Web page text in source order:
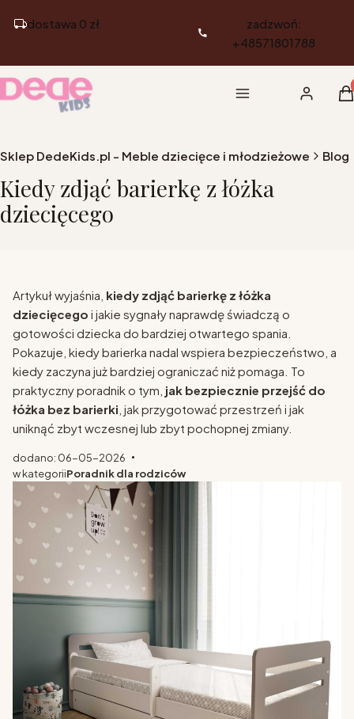
dostawa 0 zł
zadzwoń:
+48571801788
Menu Zaloguj się
Sklep DedeKids.pl - Meble dziecięce i młodzieżowe Blog
Kiedy zdjąć barierkę z łóżka
dziecięcego
Artykuł wyjaśnia, kiedy zdjąć barierkę z łóżka
dziecięcego i jakie sygnały naprawdę świadczą o
gotowości dziecka do bardziej otwartego spania.
Pokazuje, kiedy barierka nadal wspiera bezpieczeństwo, a
kiedy zaczyna już bardziej ograniczać niż pomaga. To
praktyczny poradnik o tym, jak bezpiecznie przejść do
łóżka bez barierki , jak przygotować przestrzeń i jak
uniknąć zbyt wczesnej lub zbyt pochopnej zmiany.
dodano: 06-05-2026
w kategoriiPoradnik dla rodziców